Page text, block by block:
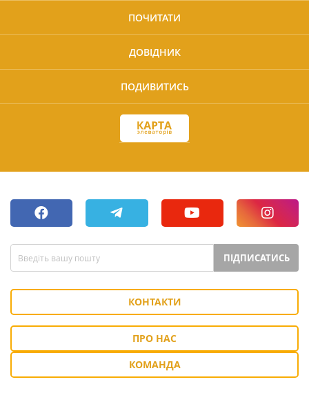
ПОЧИТАТИ
ДОВІДНИК
ПОДИВИТИСЬ
ПІДПИСАТИСЬ
КОНТАКТИ
ПРО НАС
КОМАНДА